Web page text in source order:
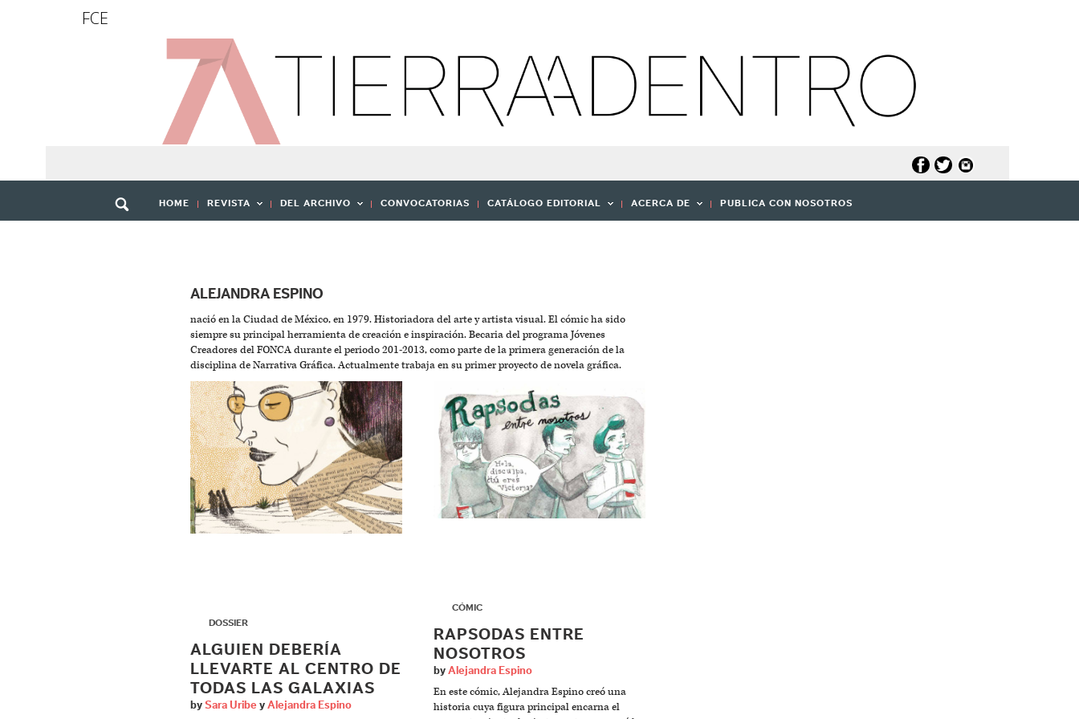
FCE
HOME REVISTA DEL ARCHIVO CONVOCATORIAS CATÁLOGO EDITORIAL ACERCA DE PUBLICA CON NOSOTROS
ALEJANDRA ESPINO
nació en la Ciudad de México, en 1979. Historiadora del arte y artista visual. El cómic ha sido
siempre su principal herramienta de creación e inspiración. Becaria del programa Jóvenes
Creadores del FONCA durante el periodo 201-2013, como parte de la primera generación de la
disciplina de Narrativa Gráfica. Actualmente trabaja en su primer proyecto de novela gráfica.
DOSSIER
ALGUIEN DEBERÍA
LLEVARTE AL CENTRO DE
TODAS LAS GALAXIAS
by Sara Uribe y Alejandra Espino
CÓMIC
RAPSODAS ENTRE
NOSOTROS
by Alejandra Espino
En este cómic, Alejandra Espino creó una
historia cuya figura principal encarna el